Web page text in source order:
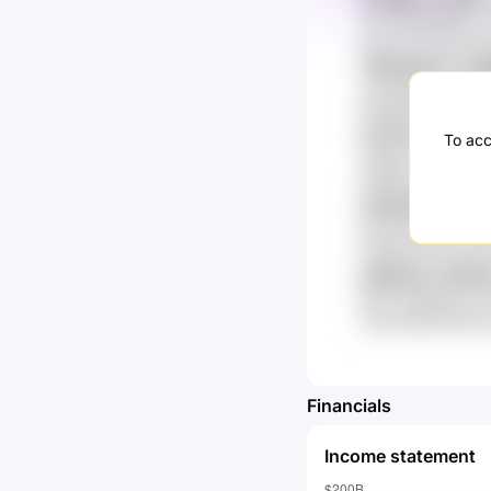
To
YMCqbkYk
0NqM5
2LlOY E8j
2UgGV1G gBj
Af3dcNV1 fWj
aFSiYwP5 AQu
Financials
Income statement